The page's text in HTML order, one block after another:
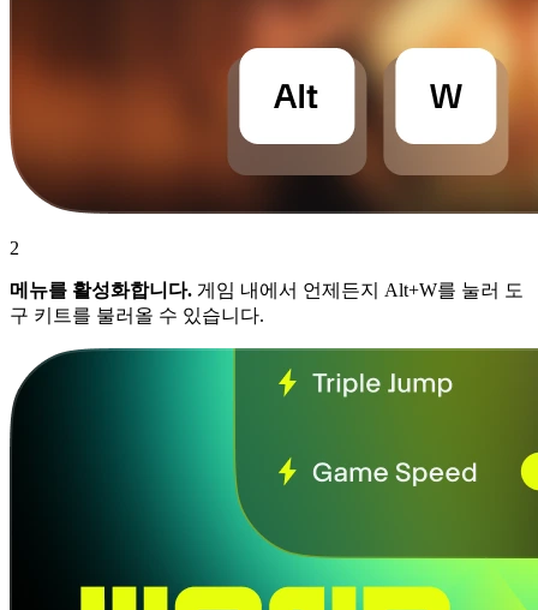
2
메뉴를 활성화합니다. 게임 내에서 언제든지 Alt+W를 눌러 도
구 키트를 불러올 수 있습니다.